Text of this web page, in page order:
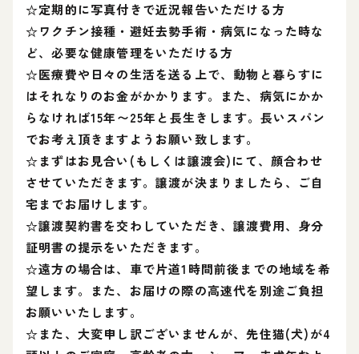
☆定期的に写真付きで近況報告いただける方
☆ワクチン接種・避妊去勢手術・病気になった時な
ど、必要な健康管理をいただける方
☆医療費や日々の生活を送る上で、動物と暮らすに
はそれなりのお金がかかります。また、病気にかか
らなければ15年〜25年と長生きします。長いスパン
でお考え頂きますようお願い致します。
☆まずはお見合い(もしくは譲渡会)にて、顔合わせ
させていただきます。譲渡が決まりましたら、ご自
宅までお届けします。
☆譲渡契約書を交わしていただき、譲渡費用、身分
証明書の提示をいただきます。
☆遠方の場合は、車で片道1時間前後までの地域を希
望します。また、お届けの際の高速代を別途ご負担
お願いいたします。
☆また、大変申し訳ございませんが、先住猫(犬)が4